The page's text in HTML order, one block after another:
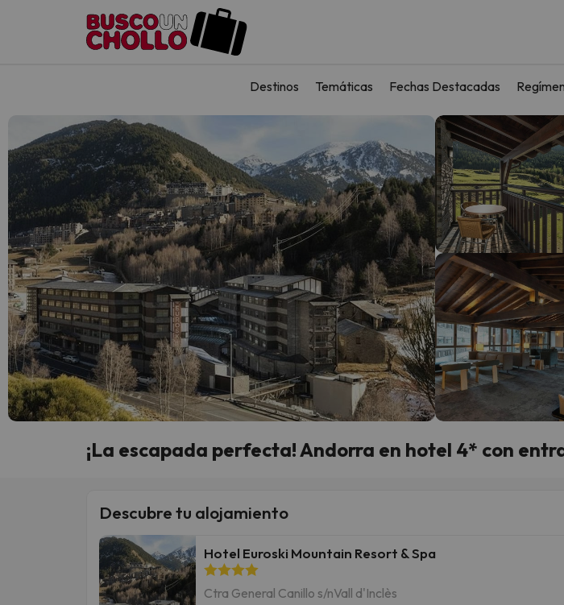
Destinos Temáticas Fechas Destacadas
¡La escapada perfecta! Andorra en hotel 4* con
Descubre tu alojamiento
Hotel Euroski Mountain Resort & Spa
Ctra General Canillo s/nVall d'Inclès